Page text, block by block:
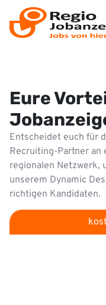
Eure
Entscheidet euch für
Recruiting-Partner
regionalen Netzwerk,
unserem Dynamic
richtigen Kandidaten.